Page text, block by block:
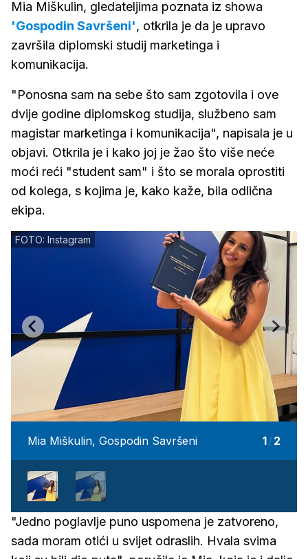
Mia Miškulin, gledateljima poznata iz showa
'Gospodin Savršeni', otkrila je da je upravo
završila diplomski studij marketinga i
komunikacija.
"Ponosna sam na sebe što sam zgotovila i ove
dvije godine diplomskog studija, službeno sam
magistar marketinga i komunikacija", napisala je u
objavi. Otkrila je i kako joj je žao što više neće
moći reći "student sam" i što se morala oprostiti
od kolega, s kojima je, kako kaže, bila odlična
ekipa.
FOTO: Instagram
Mia Miškulin, Gospodin Savršeni 1/ 2
"Jedno poglavlje puno uspomena je zatvoreno,
sada moram otići u svijet odraslih. Hvala svima